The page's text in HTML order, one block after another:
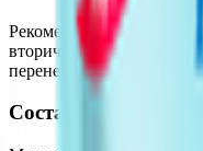
Рекомендуется для
вторичной лактазной
перенесших диарею.
Состав